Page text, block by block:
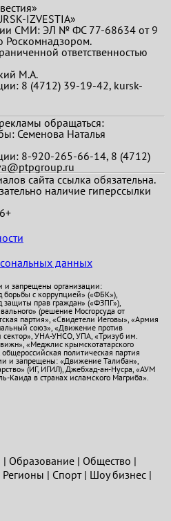
IZVESTIA»
СМИ: ЭЛ № ФС 77-68634 от 9
Роскомнадзором.
ответственностью
М.А.
8 (4712) 39-19-42, kursk-
обращаться:
Семенова Наталья
8-920-265-66-14, 8 (4712)
сайта ссылка обязательна.
наличие гиперссылки
данных
и запрещены организации:
борьбы с коррупцией» («ФБК»),
прав граждан» («ФЗПГ»),
(решение Мосгорсуда от
партия», «Свидетели Иеговы», «Армия
союз», «Движение против
УНА-УНСО, УПА, «Тризуб им.
«Меджлис крымскотатарского
политическая партия
и запрещены: «Движение Талибан»,
(ИГ, ИГИЛ), Джебхад-ан-Нусра, «АУМ
Каида в странах исламского Магриба».
| Образование| Общество |
Регионы | Спорт| Шоу бизнес|